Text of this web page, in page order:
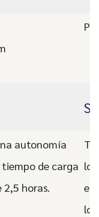
autonomía
de carga
horas.